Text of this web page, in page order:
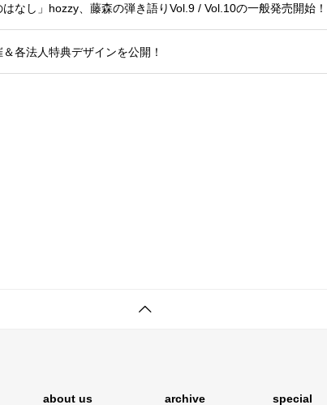
なし」hozzy、藤森の弾き語りVol.9 / Vol.10の一般発売開始！
各法人特典デザインを公開！
about us archive special